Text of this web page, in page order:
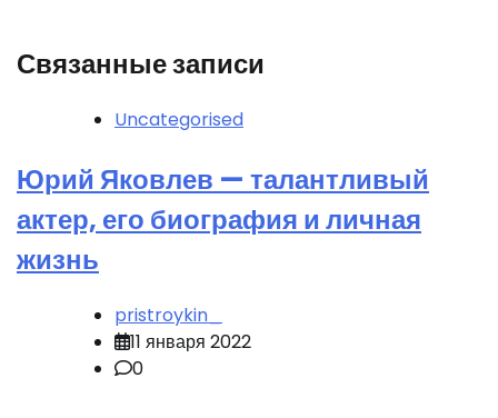
Связанные записи
Uncategorised
Юрий Яковлев — талантливый
актер, его биография и личная
жизнь
pristroykin_
11 января 2022
0